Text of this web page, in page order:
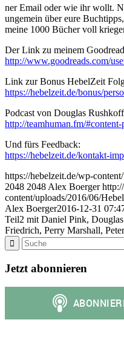
ner Email oder wie ihr wollt.
ungemein über eure
meine 1000 Bücher voll
Der Link zu meinem
http://www.goodreads.com/
Link zur Bonus HebelZeit
https://hebelzeit.de/bonus/
Podcast von Douglas
http://teamhuman.fm/#content-
Und fürs Feedback:
https://hebelzeit.de/kontakt-
https://hebelzeit.de/wp-
2048 2048 Alex Boerger
content/uploads/2016/06/
Alex Boerger2016-12-31
Teil2 mit Daniel Pink,
Friedrich, Perry Marshall,
Jetzt abonnieren